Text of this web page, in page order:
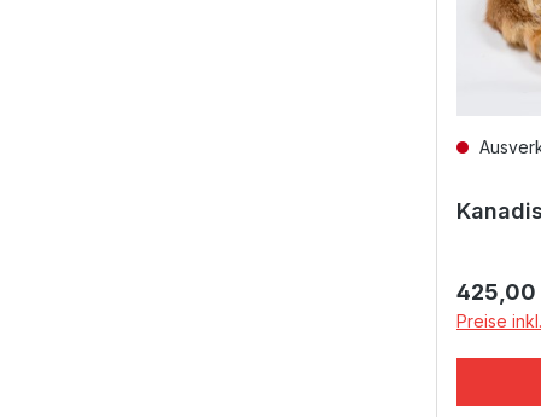
425,00
Preise